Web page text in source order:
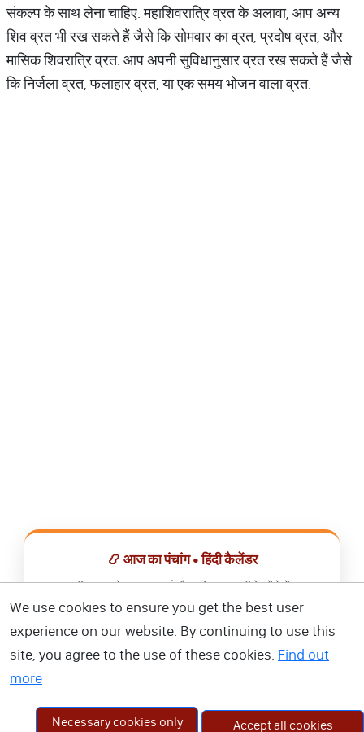
संकल्प के साथ लेना चाहिए. महाशिवरात्रि व्रत के अलावा, आप अन्य
शिव व्रत भी रख सकते हैं जैसे कि सोमवार का व्रत, प्रदोष व्रत, और
मासिक शिवरात्रि व्रत. आप अपनी सुविधानुसार व्रत रख सकते हैं जैसे
कि निर्जला व्रत, फलाहार व्रत, या एक समय भोजन वाला व्रत.
📿 आज का पंचांग • हिंदी कैलेंडर
सभी व्रत, त्योहार, शुभ मुहूर्त और राशिफल एक ही ऐप में देखें।
📅 हिंदी कैलेंडर ऐप डाउनलोड करें
We use cookies to ensure you get the best user
experience on our website. By continuing to use this
site, you agree to the use of these cookies. Find out
more
Necessary cookies only Accept all cookies